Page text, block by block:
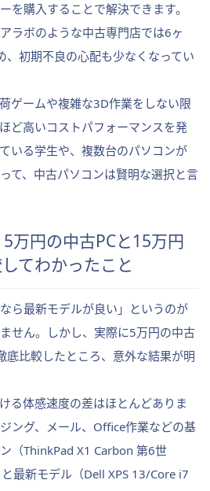
を購入することで解決できます。
ラボのような中古専門店では6ヶ
、初期不良の心配も少なくなってい
ゲームや複雑な3D作業をしない限
ど高いコストパフォーマンスを発
いる学生や、複数台のパソコンが
て、中古パソコンは賢明な選択と言
万円の中古PCと15万円
てわかったこと
ら最新モデルが良い」というのが
せん。しかし、実際に5万円の中古
底比較したところ、意外な結果が明
る体感速度の差はほとんどありま
ング、メール、Office作業などの基
（ThinkPad X1 Carbon 第6世
最新モデル（Dell XPS 13/Core i7